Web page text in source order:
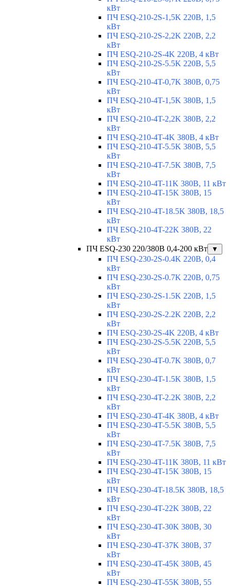
кВт
ПЧ ESQ-210-2S-1,5K 220В, 1,5
кВт
ПЧ ESQ-210-2S-2,2K 220В, 2,2
кВт
ПЧ ESQ-210-2S-4K 220В, 4 кВт
ПЧ ESQ-210-2S-5.5K 220В, 5,5
кВт
ПЧ ESQ-210-4T-0,7K 380В, 0,75
кВт
ПЧ ESQ-210-4T-1,5K 380В, 1,5
кВт
ПЧ ESQ-210-4T-2,2K 380В, 2,2
кВт
ПЧ ESQ-210-4T-4K 380В, 4 кВт
ПЧ ESQ-210-4T-5.5K 380В, 5,5
кВт
ПЧ ESQ-210-4T-7.5K 380В, 7,5
кВт
ПЧ ESQ-210-4T-11K 380В, 11 кВт
ПЧ ESQ-210-4T-15K 380В, 15
кВт
ПЧ ESQ-210-4T-18.5K 380В, 18,5
кВт
ПЧ ESQ-210-4T-22K 380В, 22
кВт
ПЧ ESQ-230 220/380В 0,4-200 кВт
▼
ПЧ ESQ-230-2S-0.4K 220В, 0,4
кВт
ПЧ ESQ-230-2S-0.7K 220В, 0,75
кВт
ПЧ ESQ-230-2S-1.5K 220В, 1,5
кВт
ПЧ ESQ-230-2S-2.2K 220В, 2,2
кВт
ПЧ ESQ-230-2S-4K 220В, 4 кВт
ПЧ ESQ-230-2S-5.5K 220В, 5,5
кВт
ПЧ ESQ-230-4T-0.7K 380В, 0,7
кВт
ПЧ ESQ-230-4T-1.5K 380В, 1,5
кВт
ПЧ ESQ-230-4T-2.2K 380В, 2,2
кВт
ПЧ ESQ-230-4T-4K 380В, 4 кВт
ПЧ ESQ-230-4T-5.5K 380В, 5,5
кВт
ПЧ ESQ-230-4T-7.5K 380В, 7,5
кВт
ПЧ ESQ-230-4T-11K 380В, 11 кВт
ПЧ ESQ-230-4T-15K 380В, 15
кВт
ПЧ ESQ-230-4T-18.5K 380В, 18,5
кВт
ПЧ ESQ-230-4T-22K 380В, 22
кВт
ПЧ ESQ-230-4T-30K 380В, 30
кВт
ПЧ ESQ-230-4T-37K 380В, 37
кВт
ПЧ ESQ-230-4T-45K 380В, 45
кВт
ПЧ ESQ-230-4T-55K 380В, 55